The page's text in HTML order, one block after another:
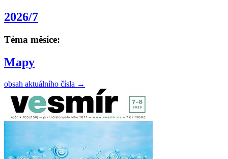
2026/7
Téma měsíce:
Mapy
obsah aktuálního čísla →